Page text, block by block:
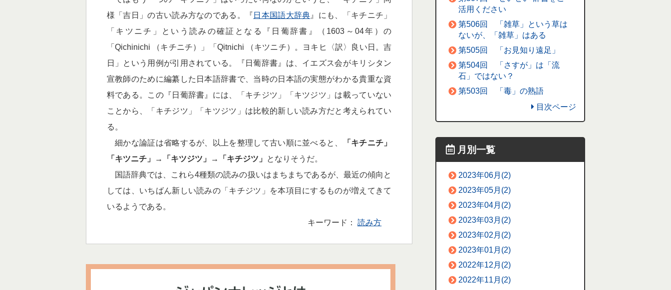
様「吉日」の古い読み方なのである。『 日本国語大辞典 』にも、「キチニチ」
「キツニチ」という読みの確証となる『日葡辞書』（1603～04年）の
「Qichinichi （キチニチ）」「Qitnichi （キツニチ）。ヨキヒ〈訳〉良い日。吉
日」という用例が引用されている。『日葡辞書』は、イエズス会がキリシタン
宣教師のために編纂した日本語辞書で、当時の日本語の実態がわかる貴重な資
料である。この『日葡辞書』には、「キチジツ」「キツジツ」は載っていない
ことから、「キチジツ」「キツジツ」は比較的新しい読み方だと考えられてい
る。
細かな論証は省略するが、以上を整理して古い順に並べると、
「キチニチ」
「キツニチ」→「キツジツ」→「キチジツ」
となりそうだ。
国語辞典では、これら4種類の読みの扱いはまちまちであるが、最近の傾向と
しては、いちばん新しい読みの「キチジツ」を本項目にするものが増えてきて
いるようである。
キーワード：読み方
活用ください
第506回 「雑草」という草は
ないが、「雑草」はある
第505回 「お見知り遠足」
第504回 「さすが」は「流
石」ではない？
第503回 「毒」の熟語
目次ページ
月別一覧
2023年06月(2)
2023年05月(2)
2023年04月(2)
2023年03月(2)
2023年02月(2)
2023年01月(2)
2022年12月(2)
2022年11月(2)